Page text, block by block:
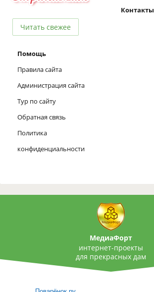
Читать свежее
Контакты
Помощь
Правила сайта
Администрация сайта
Тур по сайту
Обратная связь
Политика
конфиденциальности
МедиаФорт
интернет-проекты
для прекрасных дам